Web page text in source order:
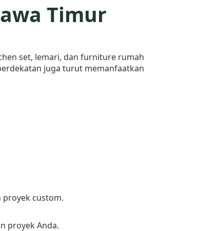
Timur
set, lemari, dan furniture rumah
juga turut memanfaatkan
custom.
proyek Anda.